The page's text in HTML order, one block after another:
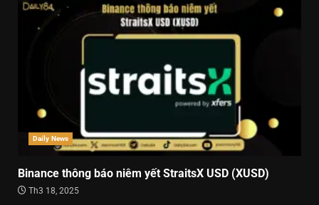
Daily News
Binance thông báo niêm yết StraitsX USD (XUSD)
Th3 18, 2025